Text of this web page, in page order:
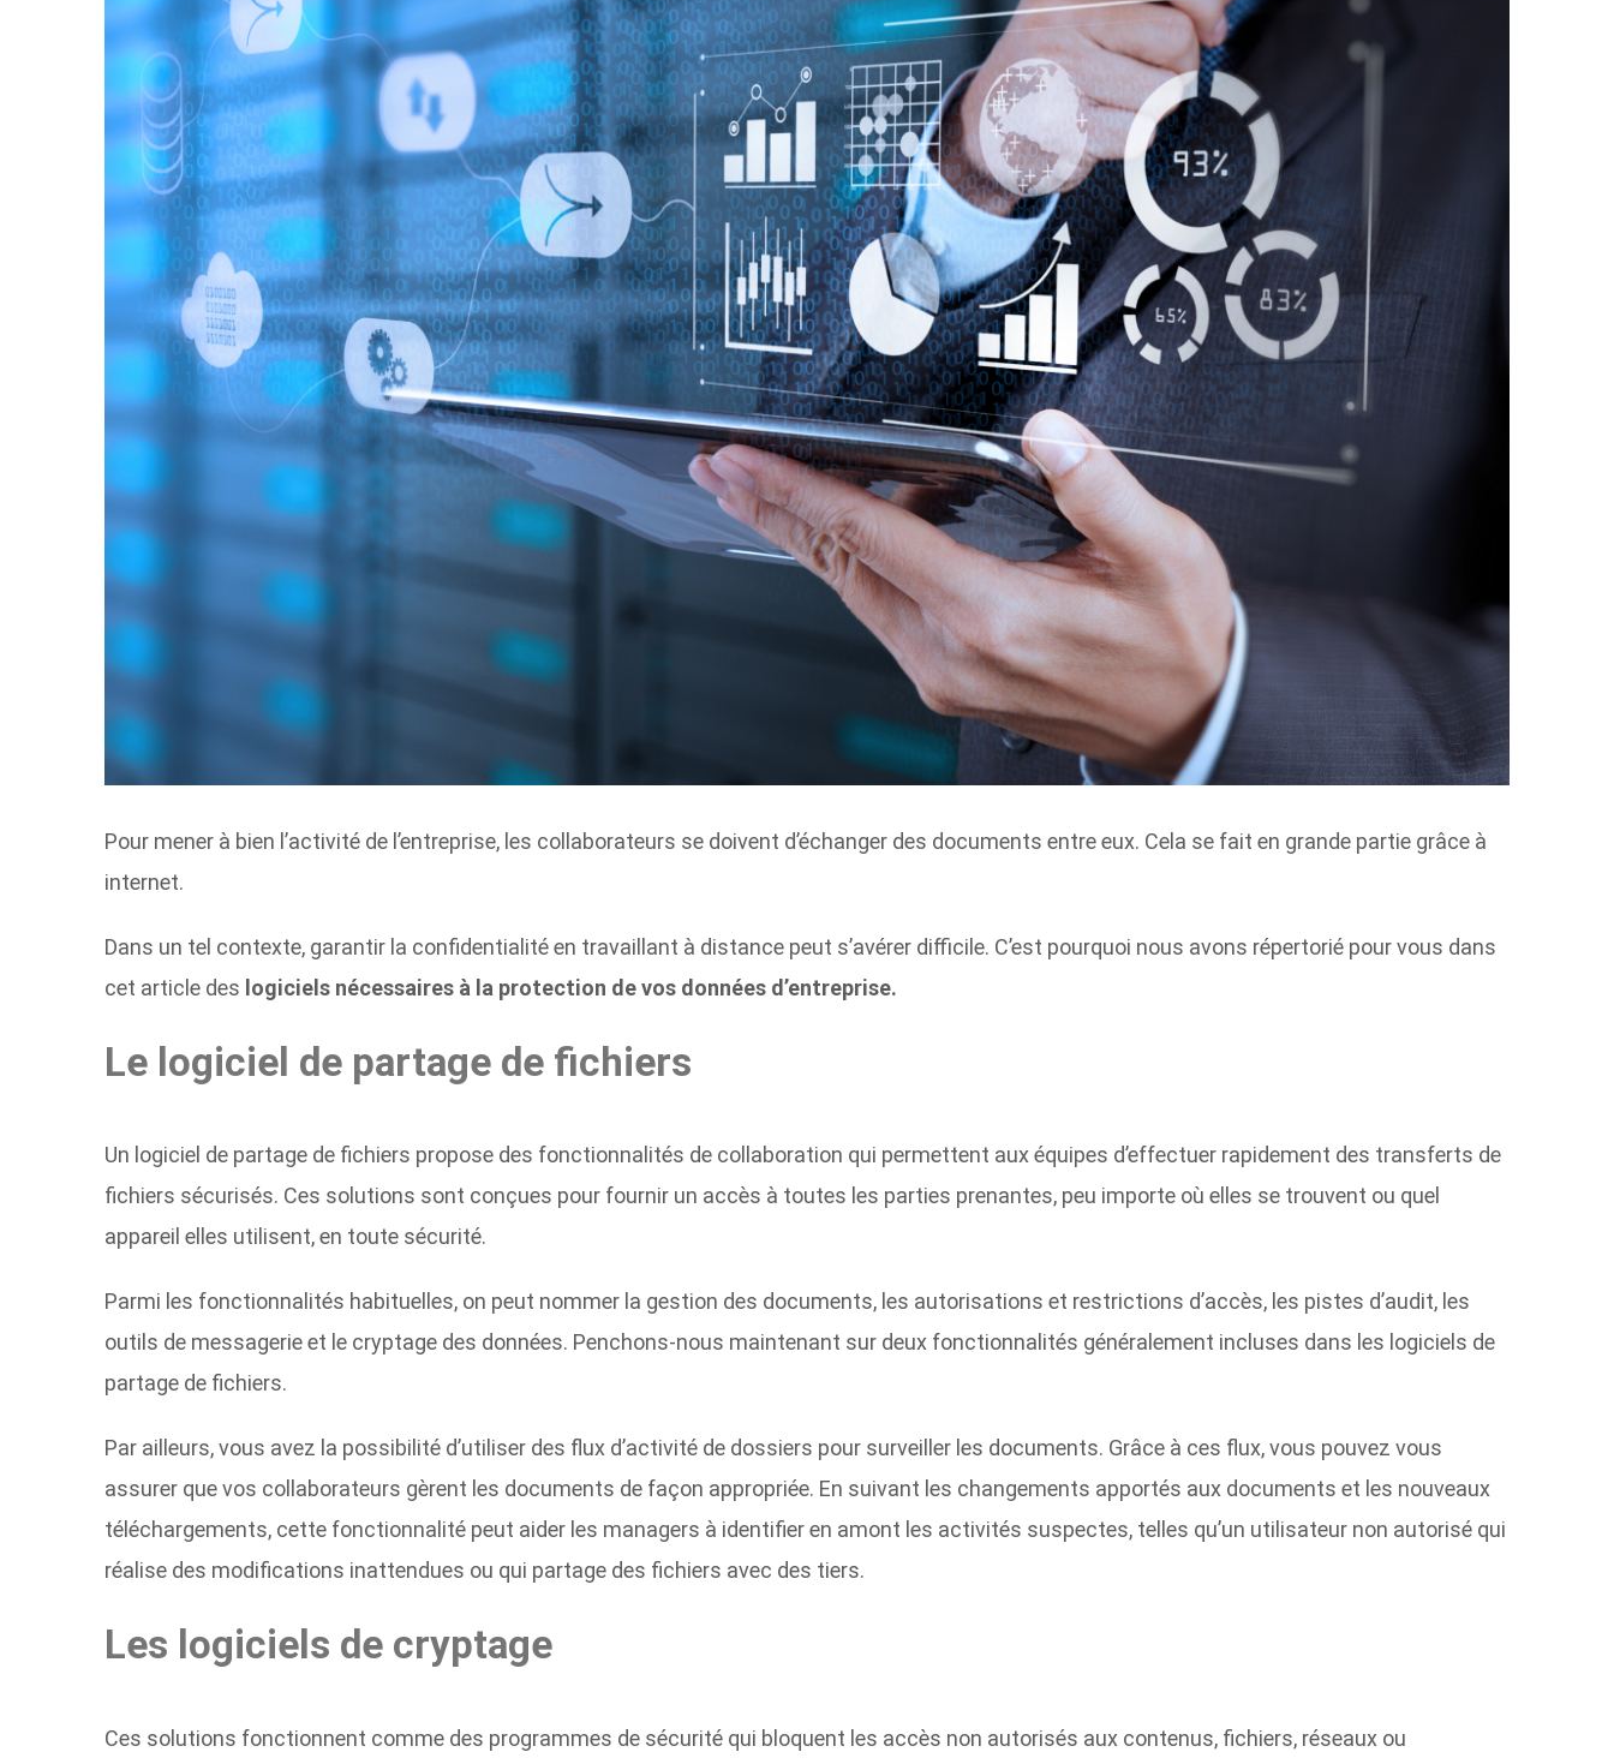
Pour mener à bien l’activité de l’entreprise, les collaborateurs se doivent d’échanger des documents entre eux. Cela se fait en grande partie grâce à
internet.
Dans un tel contexte, garantir la confidentialité en travaillant à distance peut s’avérer difficile. C’est pourquoi nous avons répertorié pour vous dans
cet article des logiciels nécessaires à la protection de vos données d’entreprise.
Le logiciel de partage de fichiers
Un logiciel de partage de fichiers propose des fonctionnalités de collaboration qui permettent aux équipes d’effectuer rapidement des transferts de
fichiers sécurisés. Ces solutions sont conçues pour fournir un accès à toutes les parties prenantes, peu importe où elles se trouvent ou quel
appareil elles utilisent, en toute sécurité.
Parmi les fonctionnalités habituelles, on peut nommer la gestion des documents, les autorisations et restrictions d’accès, les pistes d’audit, les
outils de messagerie et le cryptage des données. Penchons-nous maintenant sur deux fonctionnalités généralement incluses dans les logiciels de
partage de fichiers.
Par ailleurs, vous avez la possibilité d’utiliser des flux d’activité de dossiers pour surveiller les documents. Grâce à ces flux, vous pouvez vous
assurer que vos collaborateurs gèrent les documents de façon appropriée. En suivant les changements apportés aux documents et les nouveaux
téléchargements, cette fonctionnalité peut aider les managers à identifier en amont les activités suspectes, telles qu’un utilisateur non autorisé qui
réalise des modifications inattendues ou qui partage des fichiers avec des tiers.
Les logiciels de cryptage
Ces solutions fonctionnent comme des programmes de sécurité qui bloquent les accès non autorisés aux contenus, fichiers, réseaux ou